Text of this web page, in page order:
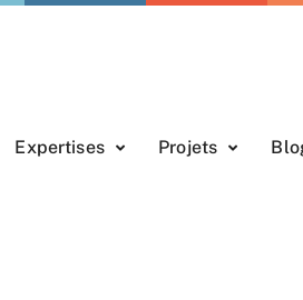
Expertises Projets